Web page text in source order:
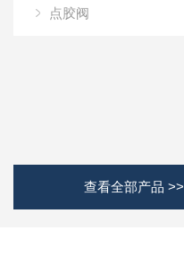
点胶阀
查看全部产品 >>